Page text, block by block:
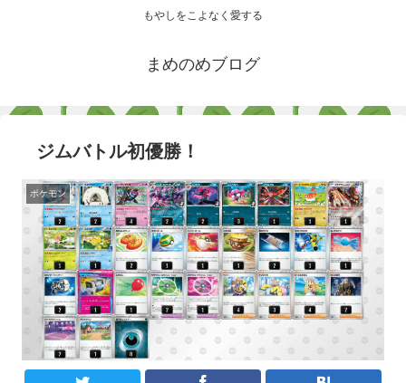
もやしをこよなく愛する
まめのめブログ
ジムバトル初優勝！
ポケモン